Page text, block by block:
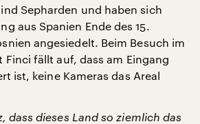
Sepharden und haben sich
aus Spanien Ende des 15.
angesiedelt. Beim Besuch im
Finci fällt auf, dass am Eingang
ist, keine Kameras das Areal
dass dieses Land so ziemlich das